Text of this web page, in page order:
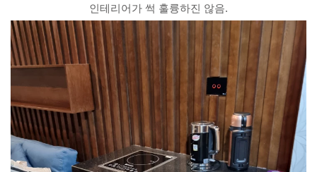
인테리어가 썩 훌륭하진 않음.